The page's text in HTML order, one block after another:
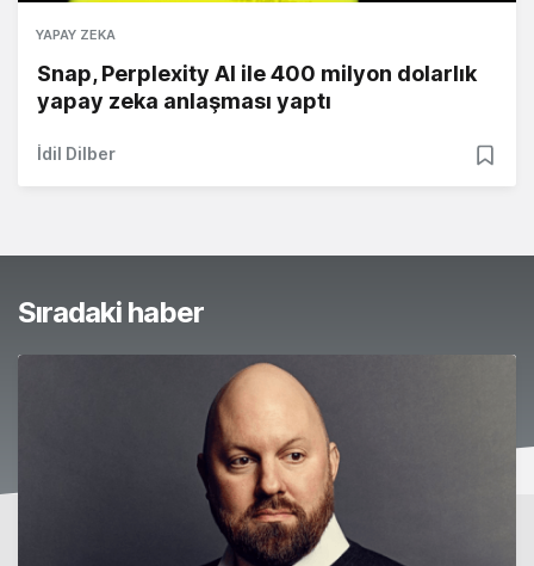
YAPAY ZEKA
Snap, Perplexity AI ile 400 milyon dolarlık
yapay zeka anlaşması yaptı
İdil Dilber
Sıradaki haber